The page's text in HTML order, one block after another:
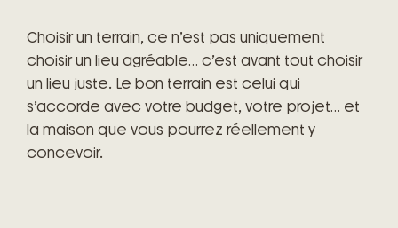
Choisir un terrain, ce n’est pas uniquement
choisir un lieu agréable… c’est avant tout choisir
un lieu juste. Le bon terrain est celui qui
s’accorde avec votre budget, votre projet… et
la maison que vous pourrez réellement y
concevoir.